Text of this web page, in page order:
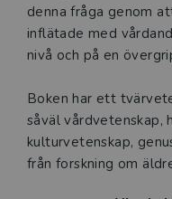
denna fråga genom
inflätade med
nivå och på en
Boken har ett
såväl vård­vetenskap,
kulturvetenskap,
från forskning om